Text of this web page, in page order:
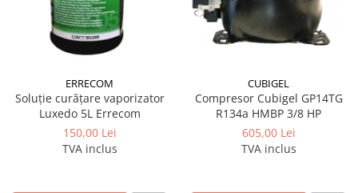
ERRECOM
Soluție curățare vaporizator
Luxedo 5L Errecom
150,00 Lei
TVA inclus
CUBIGEL
Compresor Cubigel GP14TG
R134a HMBP 3/8 HP
605,00 Lei
TVA inclus